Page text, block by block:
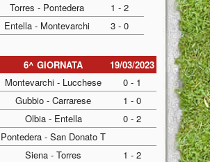
Torres - Pontedera
1 - 2
Entella - Montevarchi 3 - 0
6^ GIORNATA
19/03/2023
Montevarchi - Lucchese
0 - 1
Gubbio - Carrarese
1 - 0
Olbia - Entella
0 - 2
Pontedera - San Donato T
Siena - Torres 1 - 2